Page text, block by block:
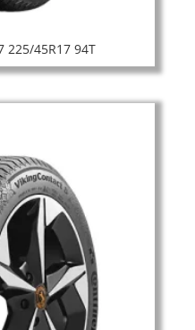
225/45R17 94T